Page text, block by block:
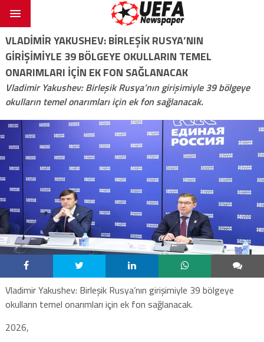
VLADIMIR YAKUSHEV: BIRLEŞIK RUSYA’NIN
GIRIŞIMIYLE 39 BÖLGEYE OKULLARIN TEMEL
ONARIMLARI IÇIN EK FON SAĞLANACAK
Vladimir Yakushev: Birleşik Rusya’nın girişimiyle 39 bölgeye
okulların temel onarımları için ek fon sağlanacak.
Vladimir Yakushev: Birleşik Rusya’nın girişimiyle 39 bölgeye
okulların temel onarımları için ek fon sağlanacak.
2026,